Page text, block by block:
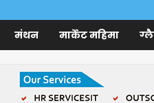
मंथन मार्केट महिमा